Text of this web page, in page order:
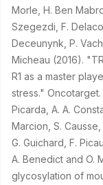
Morle, H. Ben
Szegezdi, F.
Deceunynk, P.
Micheau (2016).
R1 as a master
stress." Oncotarget.
Picarda, A. A.
Marcion, S.
G. Guichard, F.
A. Benedict and O.
glycosylation of